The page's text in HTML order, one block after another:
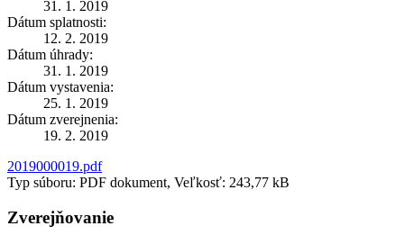
31. 1. 2019
Dátum splatnosti:
12. 2. 2019
Dátum úhrady:
31. 1. 2019
Dátum vystavenia:
25. 1. 2019
Dátum zverejnenia:
19. 2. 2019
2019000019.pdf
Typ súboru: PDF dokument, Veľkosť: 243,77 kB
Zverejňovanie